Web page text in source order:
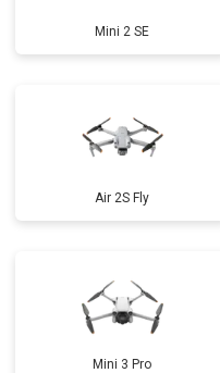
Mini 2 SE
Air 2S Fly
Mini 3 Pro